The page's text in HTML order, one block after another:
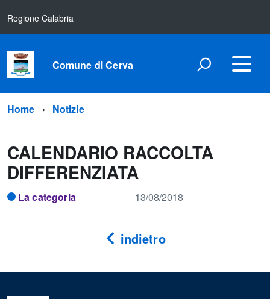
Regione Calabria
Comune di Cerva
Home Notizie
CALENDARIO RACCOLTA
DIFFERENZIATA
La categoria 13/08/2018
indietro